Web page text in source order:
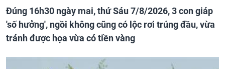
Đúng 16h30 ngày mai, thứ Sáu 7/8/2026, 3 con giáp
'số hưởng', ngồi không cũng có lộc rơi trúng đầu, vừa
tránh được họa vừa có tiền vàng